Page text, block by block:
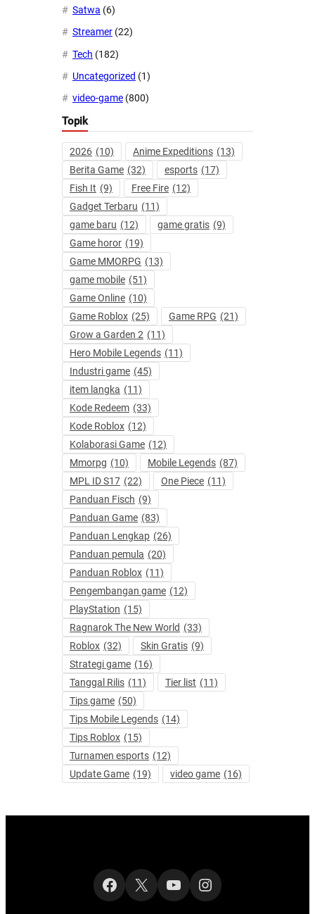
Satwa (6)
Streamer (22)
Tech (182)
Uncategorized (1)
video-game (800)
Topik
2026 (10) Anime Expeditions (13)
Berita Game (32) esports (17)
Fish It (9) Free Fire (12)
Gadget Terbaru (11)
game baru (12) game gratis (9)
Game horor (19)
Game MMORPG (13)
game mobile (51)
Game Online (10)
Game Roblox (25) Game RPG (21)
Grow a Garden 2 (11)
Hero Mobile Legends (11)
Industri game (45)
item langka (11)
Kode Redeem (33)
Kode Roblox (12)
Kolaborasi Game (12)
Mmorpg (10) Mobile Legends (87)
MPL ID S17 (22) One Piece (11)
Panduan Fisch (9)
Panduan Game (83)
Panduan Lengkap (26)
Panduan pemula (20)
Panduan Roblox (11)
Pengembangan game (12)
PlayStation (15)
Ragnarok The New World (33)
Roblox (32) Skin Gratis (9)
Strategi game (16)
Tanggal Rilis (11) Tier list (11)
Tips game (50)
Tips Mobile Legends (14)
Tips Roblox (15)
Turnamen esports (12)
Update Game (19) video game (16)
Facebook
X YouTubeInstagram